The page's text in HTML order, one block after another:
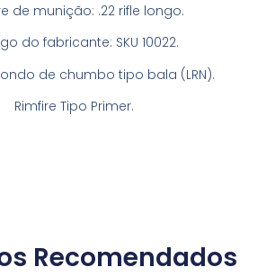
de munição: .22 rifle longo.
do fabricante: SKU 10022.
de chumbo tipo bala (LRN).
Rimfire Tipo Primer.
Recomendados